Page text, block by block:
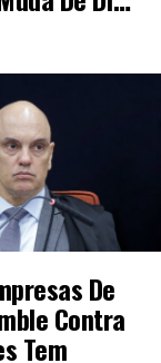
De
Contra
Tem